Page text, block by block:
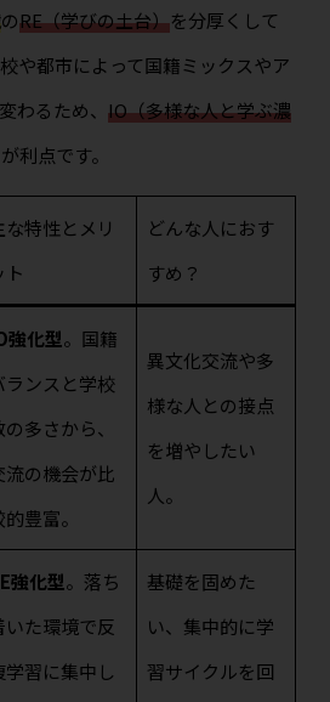
のRE（学びの土台）を分厚くして
や都市によって国籍ミックスやア
わるため、IO（多様な人と学ぶ濃
利点です。
な特性とメリ
ト
どんな人におす
すめ？
強化型。国籍
ランスと学校
の多さから、
流の機会が比
豊富。
異文化交流や多
様な人との接点
を増やしたい
人。
強化型。落ち
いた環境で反
学習に集中し
基礎を固めた
い、集中的に学
習サイクルを回